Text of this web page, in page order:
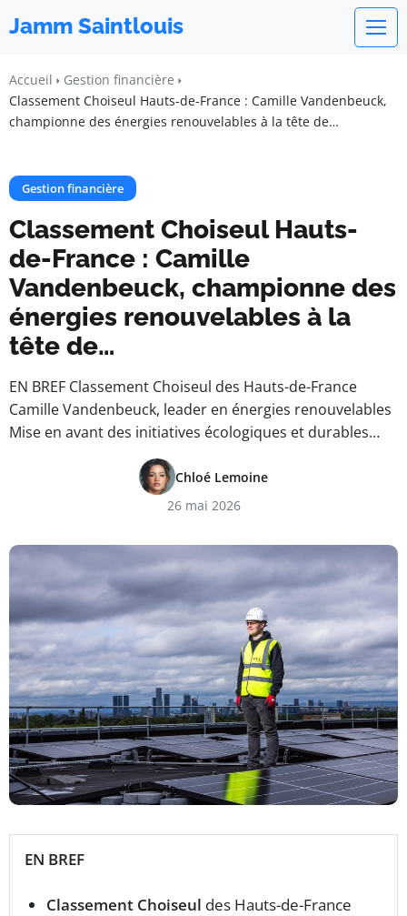
Jamm Saintlouis
Accueil
Gestion financière
Classement Choiseul Hauts-de-France : Camille Vandenbeuck,
championne des énergies renouvelables à la tête de…
Gestion financière
Classement Choiseul Hauts-
de-France : Camille
Vandenbeuck, championne des
énergies renouvelables à la
tête de…
EN BREF Classement Choiseul des Hauts-de-France
Camille Vandenbeuck, leader en énergies renouvelables
Mise en avant des initiatives écologiques et durables…
Chloé Lemoine
26 mai 2026
EN BREF
Classement Choiseul des Hauts-de-France